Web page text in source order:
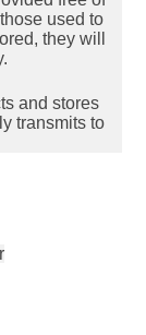
used to
they will
and stores
transmits to